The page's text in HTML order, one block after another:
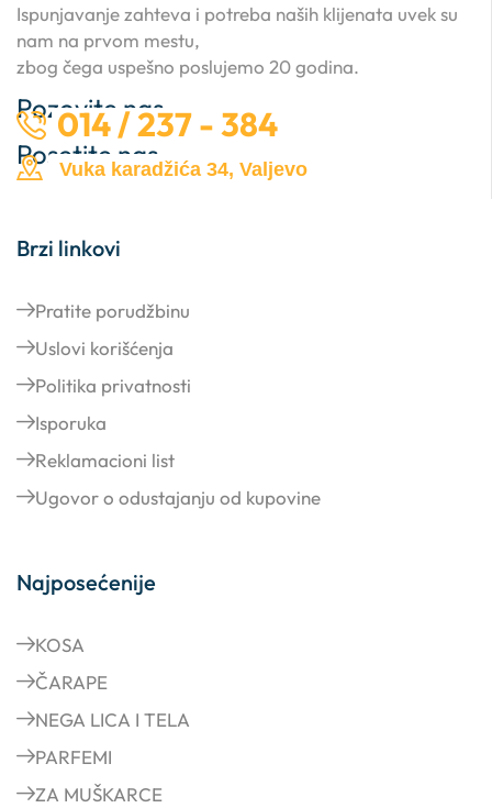
Ispunjavanje zahteva i potreba naših klijenata uvek su
nam na prvom mestu,
zbog čega uspešno poslujemo 20 godina.
Pozovite nas …
014 / 237 - 384
Posetite nas …
Vuka karadžića 34, Valjevo
Brzi linkovi
Pratite porudžbinu
Uslovi korišćenja
Politika privatnosti
Isporuka
Reklamacioni list
Ugovor o odustajanju od kupovine
Najposećenije
KOSA
ČARAPE
NEGA LICA I TELA
PARFEMI
ZA MUŠKARCE